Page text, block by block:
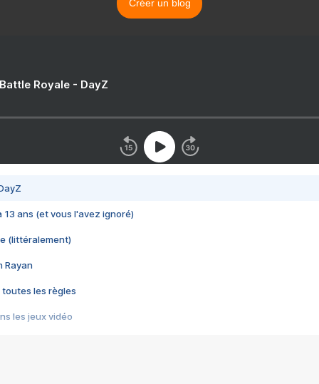
Créer un blog
Royale - DayZ
13 ans (et vous l'avez ignoré)
(littéralement)
Rayan
toutes les règles
les jeux vidéo